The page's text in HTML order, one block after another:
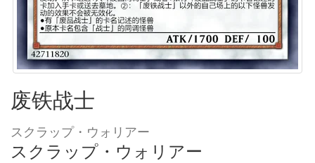
废铁战士
スクラップ・ウォリアー
スクラップ・ウォリアー